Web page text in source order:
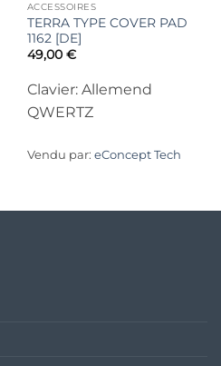
ACCESSOIRES
TERRA TYPE COVER PAD
1162 [DE]
49,00 €
Clavier: Allemend
QWERTZ
Vendu par: eConcept Tech